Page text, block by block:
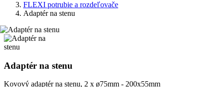
FLEXI potrubie a rozdeľovače
Adaptér na stenu
Adaptér na stenu
Kovový adaptér na stenu, 2 x ø75mm - 200x55mm